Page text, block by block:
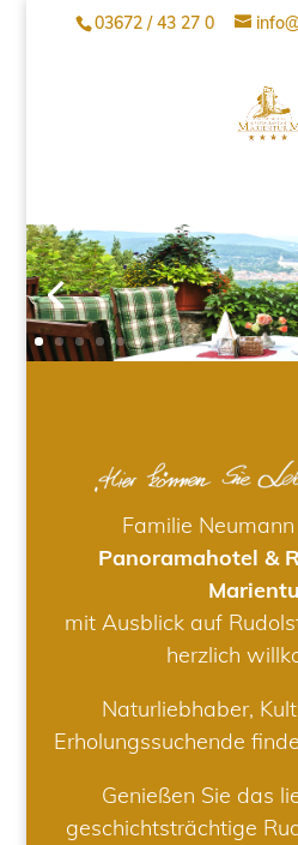
03672 / 43 27 0
Familie
Panoramahotel &
mit Ausblick auf
herzlich
Naturliebhaber,
Erholungssuchende
Genießen Sie das
geschichtsträchtige